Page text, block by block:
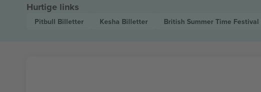
Hurtige links
Pitbull Billetter Kesha Billetter British Summer Time Festival